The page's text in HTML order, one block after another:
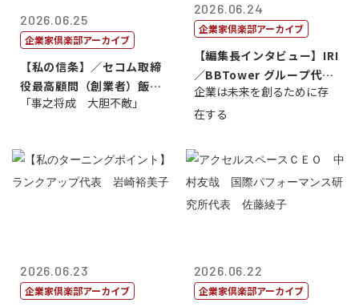
2026.06.25
企業家倶楽部アーカイブ
【私の信条】／セコム取締
役最高顧問（創業者）飯田
亮
「事之将成 大胆不敵」
2026.06.24
企業家倶楽部アーカイブ
【編集長インタビュー】IRI
／BBTower グループ代表
藤...
企業は未来を創るために存
在する
2026.06.23
企業家倶楽部アーカイブ
2026.06.22
企業家倶楽部アーカイブ